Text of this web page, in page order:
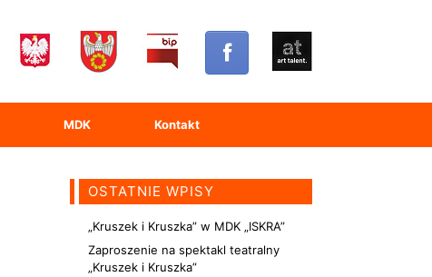
MDK Kontakt
OSTATNIE WPISY
„Kruszek i Kruszka” w MDK „ISKRA”
Zaproszenie na spektakl teatralny
„Kruszek i Kruszka”